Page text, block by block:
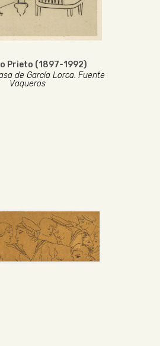
Prieto (1897-1992)
de García Lorca. Fuente
Vaqueros